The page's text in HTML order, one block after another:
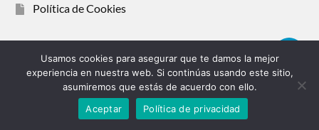
Política de Cookies
© 2026 FONTANEROS CORUÑA
HIDRASOLUCIONES
Usamos cookies para asegurar que te damos la mejor
experiencia en nuestra web. Si continúas usando este sitio,
asumiremos que estás de acuerdo con ello.
Aceptar
Política de privacidad
¡LLAMAR YA!